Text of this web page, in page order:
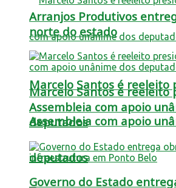
Marcelo Santos é reeleito
Assembleia com apoio
deputados
Arranjos Produtivos
norte do estado
Marcelo Santos é reeleito
Assembleia com apoio
deputados
Governo do Estado